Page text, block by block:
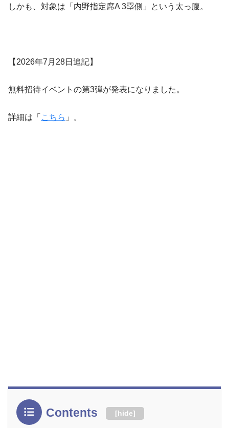
しかも、対象は「内野指定席A 3塁側」という太っ腹。
【2026年7月28日追記】
無料招待イベントの第3弾が発表になりました。
詳細は「 こちら 」。
Contents [hide]